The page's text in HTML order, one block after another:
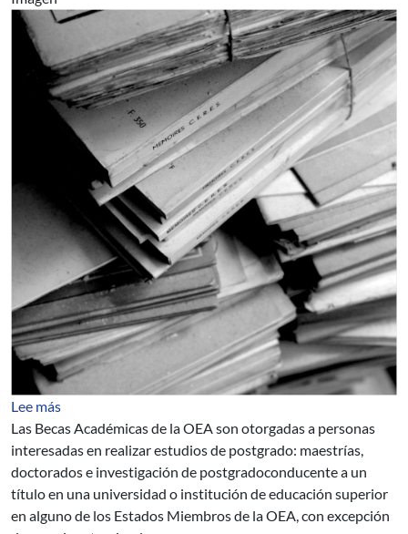
Lee mássobre BECAS PARA ESTUDIOS ACADEMICOS DE
Las Becas Académicas de la OEA son otorgadas a personas
interesadas en realizar estudios de postgrado: maestrías,
doctorados e investigación de postgradoconducente a un
título en una universidad o institución de educación superior
en alguno de los Estados Miembros de la OEA, con excepción